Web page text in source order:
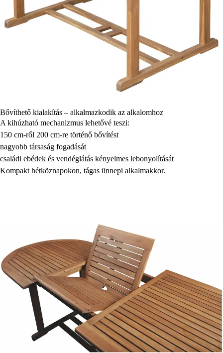
Bővíthető kialakítás – alkalmazkodik az alkalomhoz
A kihúzható mechanizmus lehetővé teszi:
150 cm-ről 200 cm-re történő bővítést
nagyobb társaság fogadását
családi ebédek és vendéglátás kényelmes lebonyolítását
Kompakt hétköznapokon, tágas ünnepi alkalmakkor.